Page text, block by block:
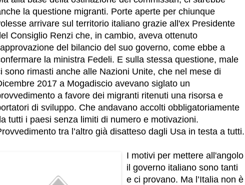
la questione migranti. Porte aperte per chiunque
arrivare sul territorio italiano grazie all'ex Presidente
Consiglio Renzi che, in cambio, aveva ottenuto
del bilancio del suo governo, come ebbe a
la ministra Fedeli. E sulla stessa questione, male
sono rimasti anche alle Nazioni Unite, che nel mese di
2017 a Mogadiscio avevano siglato un
a favore dei migranti ritenuti una risorsa e
di sviluppo. Che andavano accolti obbligatoriamente
tutti i paesi senza limiti di numero e motivazioni.
tra l’altro già disatteso dagli Usa in testa a tutti.
I motivi per mettere all'angolo
il governo italiano sono tanti
e ci provano. Ma l’Italia non è